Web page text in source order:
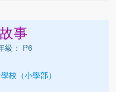
事
級： P6
校（小學部）